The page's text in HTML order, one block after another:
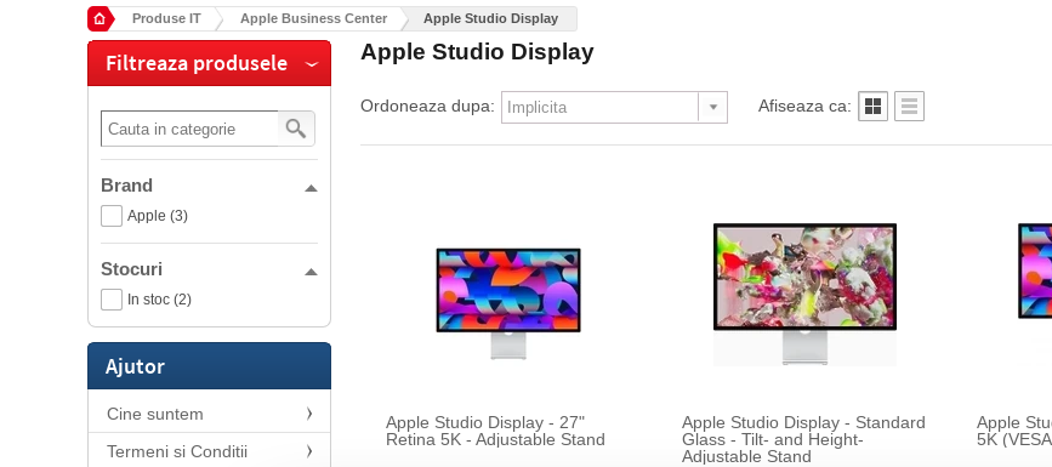
Produse IT Apple Business Center Apple Studio Display
Filtreaza produsele
Brand
Apple (3)
Stocuri
In stoc (2)
Ajutor
Cine suntem
Termeni si Conditii
Apple Studio Display
Ordoneaza dupa: Afiseaza ca:
Apple Studio Display - 27"
Retina 5K - Adjustable Stand
Apple Studio Display - Standard
Glass - Tilt- and Height-
Adjustable Stand
Apple
5K